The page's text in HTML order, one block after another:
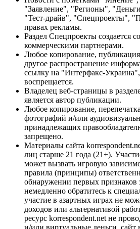
"Заявление", "Регионы",
"Тест-драйв", "Спецпроекты",
правах рекламы.
Раздел Спецпроекты создается
коммерческими партнерами.
Любое копирование,
другое распространение
ссылку на "Интерфакс-
воспрещается.
Владелец веб-страницы в
является автор публикации.
Любое копирование,
фотографий и/или
принадлежащих
запрещено.
Материалы сайта
лиц старше 21 года (21+).
может вызвать игровую
правила (принципы)
обнаружении первых признаков
немедленно обратитесь к
участие в азартных играх не
доходов или альтернативой
ресурс korrespondent.net не
и/или виртуальные деньги, сайт